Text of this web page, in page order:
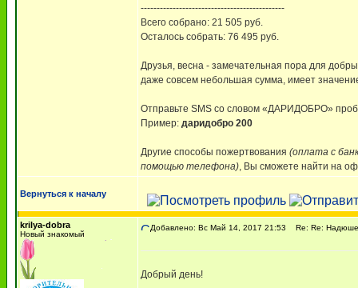
---------------------------------------------
Всего собрано: 21 505 руб.
Осталось собрать: 76 495 руб.
Друзья, весна - замечательная пора для
даже совсем небольшая сумма, имеет
Отправьте SMS со словом «ДАРИДОБРО»
Пример: даридобро 200
Другие способы пожертвования (оплата с
помощью телефона), Вы сможете найти на
Вернуться к началу
krilya-dobra
Новый знакомый
Добавлено: Вс Май 14, 2017 21:53 Re: Re: Надюше
Добрый день!